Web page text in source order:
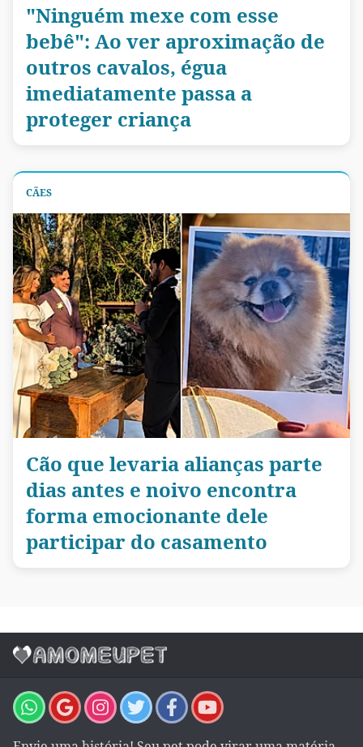
"Ninguém mexe com esse
bebê": Ao ver aproximação de
outros cavalos, égua
imediatamente passa a
proteger criança
CÃES
Cão que levaria alianças parte
dias antes e noivo encontra
forma emocionante dele
participar do casamento